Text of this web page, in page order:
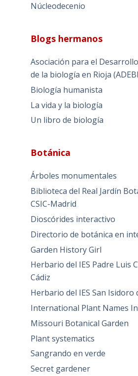
Núcleodecenio
Blogs hermanos
Asociación para el
de la biología en Rioja
Biología humanista
La vida y la biología
Un libro de biología
Botánica
Árboles monumentales
Biblioteca del Real Jardín
CSIC-Madrid
Dioscórides interactivo
Directorio de botánica en
Garden History Girl
Herbario del IES Padre Luis
Cádiz
Herbario del IES San Isidoro
International Plant Names
Missouri Botanical Garden
Plant systematics
Sangrando en verde
Secret gardener